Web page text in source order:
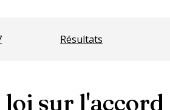
Résultats
sur l'accord